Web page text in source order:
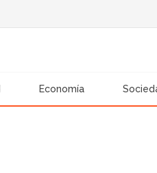
Economía